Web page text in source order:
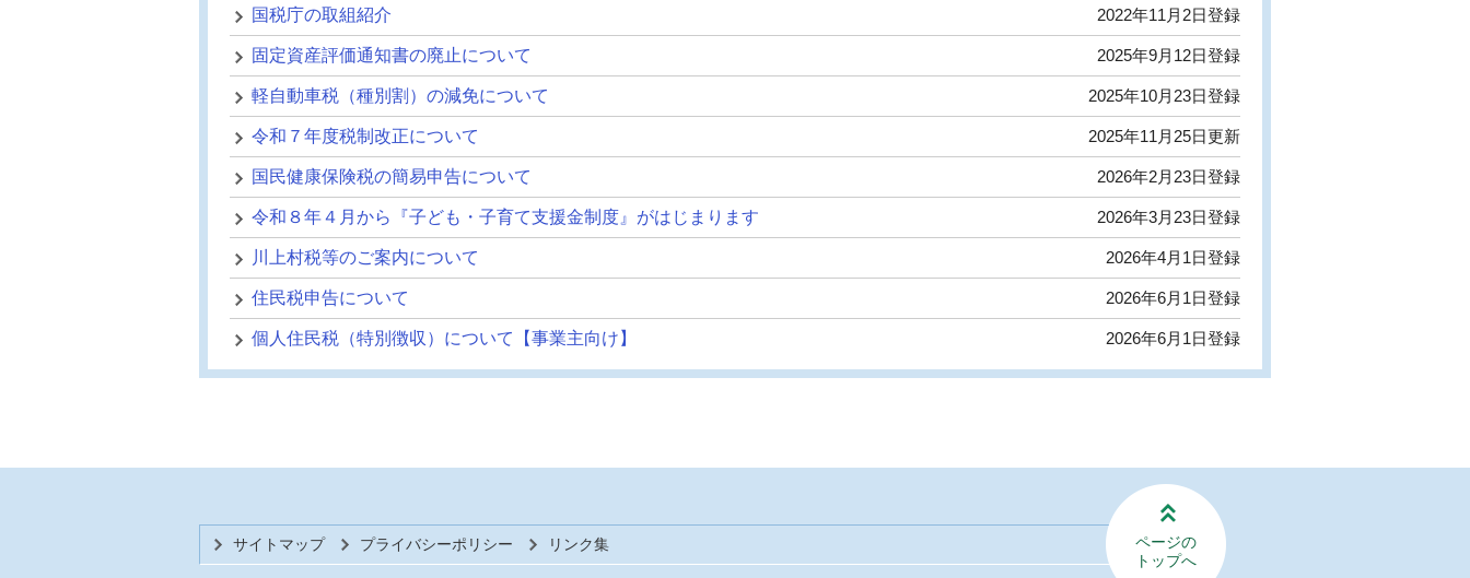
国税庁の取組紹介 2022年11月2日登録
固定資産評価通知書の廃止について 2025年9月12日登録
軽自動車税（種別割）の減免について 2025年10月23日登録
令和７年度税制改正について 2025年11月25日更新
国民健康保険税の簡易申告について 2026年2月23日登録
令和８年４月から『子ども・子育て支援金制度』がはじまります 2026年3月23日登録
川上村税等のご案内について 2026年4月1日登録
住民税申告について 2026年6月1日登録
個人住民税（特別徴収）について【事業主向け】 2026年6月1日登録
サイトマップ プライバシーポリシー リンク集
ページの
トップへ